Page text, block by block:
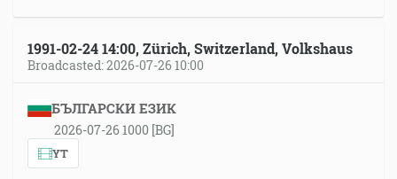
1991-02-24 14:00, Zürich, Switzerland, Volkshaus
Broadcasted: 2026-07-26 10:00
БЪЛГАРСКИ ЕЗИК
2026-07-26 1000 [BG]
YT